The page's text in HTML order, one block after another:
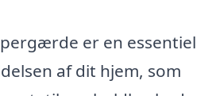
er en essentiel
af dit hjem, som